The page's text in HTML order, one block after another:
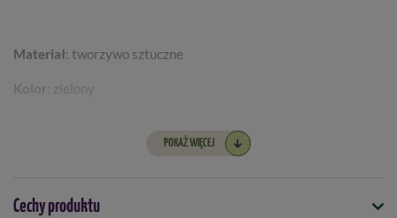
Materiał: tworzywo sztuczne
Kolor : zielony
wysokość
POKAŻ WIĘCEJ
Cechy produktu